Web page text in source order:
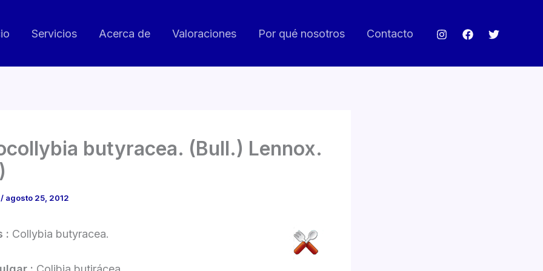
Servicios Acerca de Valoraciones Por qué nosotros Contacto
butyracea. (Bull.) Lennox.
/ agosto 25, 2012
: Collybia butyracea.